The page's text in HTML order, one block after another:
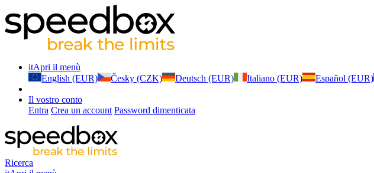
itApri il menù
English (EUR)
Česky (CZK) Deutsch (EUR) Italiano (EUR) Español (EUR)
Il vostro conto
Entra Crea un account Password dimenticata
Ricerca